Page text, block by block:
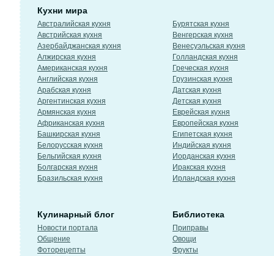
Кухни мира
Австралийская кухня
Австрийская кухня
Азербайджанская кухня
Алжирская кухня
Американская кухня
Английская кухня
Арабская кухня
Аргентинская кухня
Армянская кухня
Африканская кухня
Башкирская кухня
Белорусская кухня
Бельгийская кухня
Болгарская кухня
Бразильская кухня
Бурятская кухня
Венгерская кухня
Венесуэльская кухня
Голландская кухня
Греческая кухня
Грузинская кухня
Датская кухня
Детская кухня
Еврейская кухня
Европейская кухня
Египетская кухня
Индийская кухня
Иорданская кухня
Иракская кухня
Ирландская кухня
Кулинарный блог
Новости портала
Общение
Фоторецепты
Библиотека
Приправы
Овощи
Фрукты